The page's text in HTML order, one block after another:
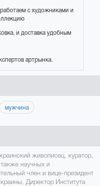
с художниками и
и доставка удобным
артрынка.
мужчина
живописец, куратор,
научных и
член и вице-президент
Директор Института